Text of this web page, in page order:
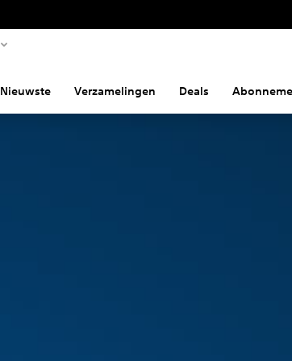
Nieuwste Verzamelingen Deals